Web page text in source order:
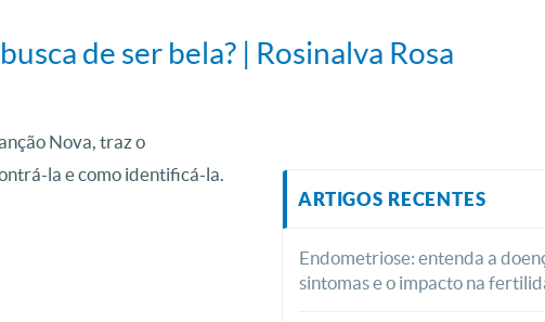
de ser bela? | Rosinalva Rosa
Nova, traz o
la e como identificá-la.
ARTIGOS RECENTES
Endometriose: entenda a
sintomas e o impacto na